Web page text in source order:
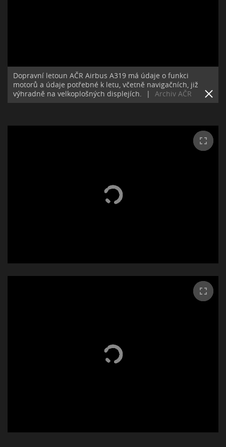
Dopravní letoun AČR Airbus A319 má údaje o funkci
motorů a údaje potřebné k letu, včetně navigačních, již
výhradně na velkoplošných displejích.
| Archiv AČR